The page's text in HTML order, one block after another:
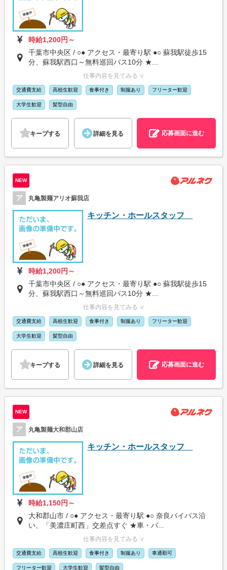
時給1,200円～
千葉市中央区 / ○● アクセス・最寄り駅 ●○ 蘇我駅徒歩15
分、蘇我駅西口～無料巡回バス10分 ★...
仕事内容を見てみる ∨
交通費支給 高校生歓迎 食事付き 制服あり フリーター歓迎
大学生歓迎 髪型自由
キープする 詳細を見る 応募画面に進む
NEW
ア 丸亀製麺アリオ蘇我店
キッチン・ホールスタッフ
時給1,200円～
千葉市中央区 / ○● アクセス・最寄り駅 ●○ 蘇我駅徒歩15
分、蘇我駅西口～無料巡回バス10分 ★...
仕事内容を見てみる ∨
交通費支給 高校生歓迎 食事付き 制服あり フリーター歓迎
大学生歓迎 髪型自由
キープする 詳細を見る 応募画面に進む
NEW
ア 丸亀製麺大和郡山店
キッチン・ホールスタッフ
時給1,150円～
大和郡山市 / ○● アクセス・最寄り駅 ●○ 奈良バイパス沿
い、「美濃庄町西」交差点すぐ ★車・バ...
仕事内容を見てみる ∨
交通費支給 高校生歓迎 食事付き 制服あり 車通勤可
フリーター歓迎 大学生歓迎 髪型自由